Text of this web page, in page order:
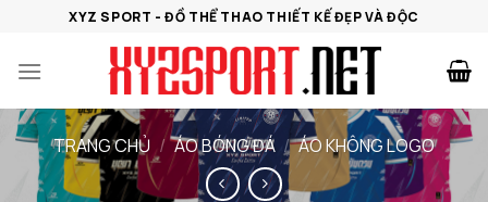
nội
XYZ SPORT - ĐỒ THỂ THAO THIẾT KẾ ĐẸP VÀ ĐỘC
TRANG CHỦ / ÁO BÓNG ĐÁ / ÁO KHÔNG LOGO